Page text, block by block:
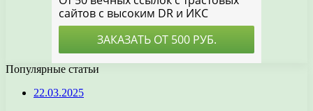
Популярные статьи
22.03.2025